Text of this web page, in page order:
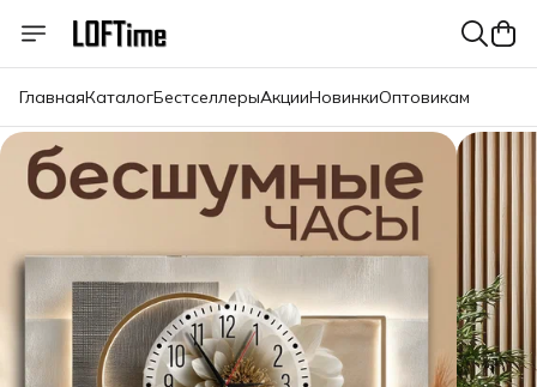
ГлавнаяКаталогБестселлерыАкцииНовинкиОптовикам